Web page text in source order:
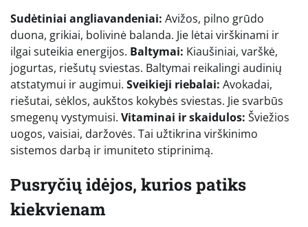
Sudėtiniai angliavandeniai: Avižos, pilno grūdo
duona, grikiai, bolivinė balanda. Jie lėtai virškinami ir
ilgai suteikia energijos. Baltymai: Kiaušiniai, varškė,
jogurtas, riešutų sviestas. Baltymai reikalingi audinių
atstatymui ir augimui. Sveikieji riebalai: Avokadai,
riešutai, sėklos, aukštos kokybės sviestas. Jie svarbūs
smegenų vystymuisi. Vitaminai ir skaidulos: Šviežios
uogos, vaisiai, daržovės. Tai užtikrina virškinimo
sistemos darbą ir imuniteto stiprinimą.
Pusryčių idėjos, kurios patiks
kiekvienam